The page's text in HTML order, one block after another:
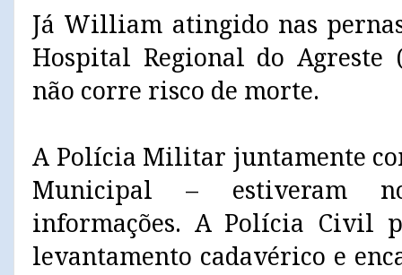
Já William atingido nas
Hospital Regional do Agreste
não corre risco de morte.
A Polícia Militar juntamente
Municipal – estiveram
informações. A Polícia Civil
levantamento cadavérico e